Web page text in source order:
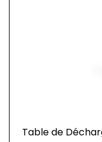
Table de